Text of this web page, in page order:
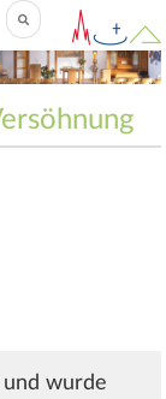
wurde